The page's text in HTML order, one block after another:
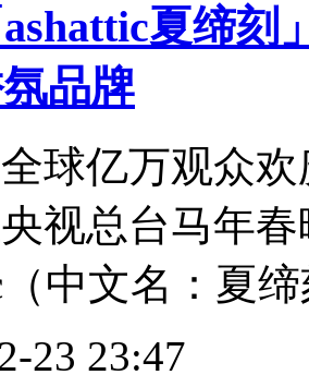
ashattic夏缔
品牌
球亿万观众
视总台马年
（中文名：夏
23 23:47